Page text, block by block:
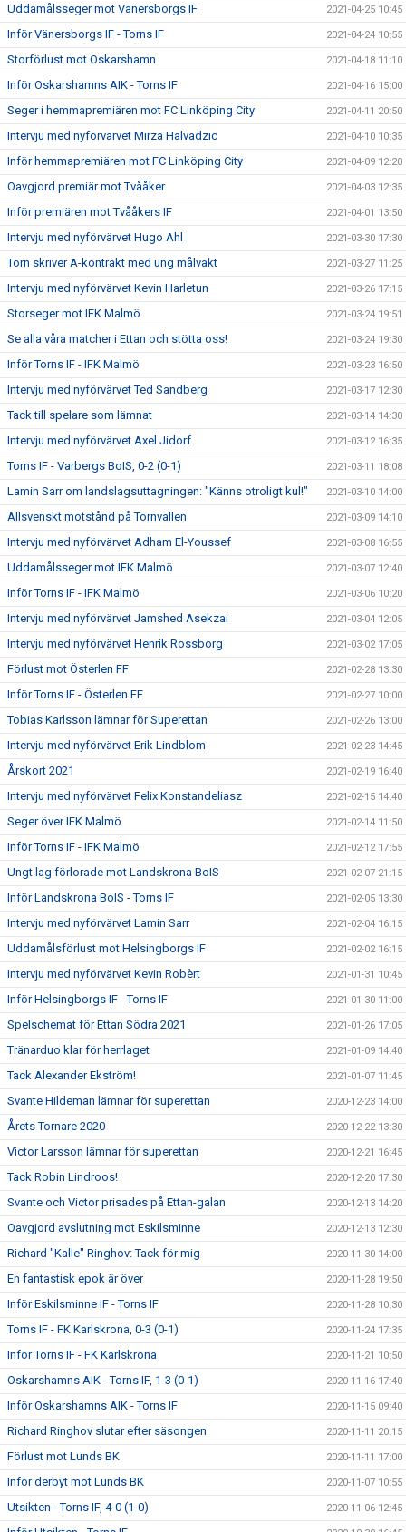
Uddamålsseger mot Vänersborgs IF 2021-04-25 10:45
Inför Vänersborgs IF - Torns IF 2021-04-24 10:55
Storförlust mot Oskarshamn 2021-04-18 11:10
Inför Oskarshamns AIK - Torns IF 2021-04-16 15:00
Seger i hemmapremiären mot FC Linköping City 2021-04-11 20:50
Intervju med nyförvärvet Mirza Halvadzic 2021-04-10 10:35
Inför hemmapremiären mot FC Linköping City 2021-04-09 12:20
Oavgjord premiär mot Tvååker 2021-04-03 12:35
Inför premiären mot Tvååkers IF 2021-04-01 13:50
Intervju med nyförvärvet Hugo Ahl 2021-03-30 17:30
Torn skriver A-kontrakt med ung målvakt 2021-03-27 11:25
Intervju med nyförvärvet Kevin Harletun 2021-03-26 17:15
Storseger mot IFK Malmö 2021-03-24 19:51
Se alla våra matcher i Ettan och stötta oss! 2021-03-24 19:30
Inför Torns IF - IFK Malmö 2021-03-23 16:50
Intervju med nyförvärvet Ted Sandberg 2021-03-17 12:30
Tack till spelare som lämnat 2021-03-14 14:30
Intervju med nyförvärvet Axel Jidorf 2021-03-12 16:35
Torns IF - Varbergs BoIS, 0-2 (0-1) 2021-03-11 18:08
Lamin Sarr om landslagsuttagningen: "Känns otroligt kul!" 2021-03-10 14:00
Allsvenskt motstånd på Tornvallen 2021-03-09 14:10
Intervju med nyförvärvet Adham El-Youssef 2021-03-08 16:55
Uddamålsseger mot IFK Malmö 2021-03-07 12:40
Inför Torns IF - IFK Malmö 2021-03-06 10:20
Intervju med nyförvärvet Jamshed Asekzai 2021-03-04 12:05
Intervju med nyförvärvet Henrik Rossborg 2021-03-02 17:05
Förlust mot Österlen FF 2021-02-28 13:30
Inför Torns IF - Österlen FF 2021-02-27 10:00
Tobias Karlsson lämnar för Superettan 2021-02-26 13:00
Intervju med nyförvärvet Erik Lindblom 2021-02-23 14:45
Årskort 2021 2021-02-19 16:40
Intervju med nyförvärvet Felix Konstandeliasz 2021-02-15 14:40
Seger över IFK Malmö 2021-02-14 11:50
Inför Torns IF - IFK Malmö 2021-02-12 17:55
Ungt lag förlorade mot Landskrona BoIS 2021-02-07 21:15
Inför Landskrona BoIS - Torns IF 2021-02-05 13:30
Intervju med nyförvärvet Lamin Sarr 2021-02-04 16:15
Uddamålsförlust mot Helsingborgs IF 2021-02-02 16:15
Intervju med nyförvärvet Kevin Robèrt 2021-01-31 10:45
Inför Helsingborgs IF - Torns IF 2021-01-30 11:00
Spelschemat för Ettan Södra 2021 2021-01-26 17:05
Tränarduo klar för herrlaget 2021-01-09 14:40
Tack Alexander Ekström! 2021-01-07 11:45
Svante Hildeman lämnar för superettan 2020-12-23 14:00
Årets Tornare 2020 2020-12-22 13:30
Victor Larsson lämnar för superettan 2020-12-21 16:45
Tack Robin Lindroos! 2020-12-20 17:30
Svante och Victor prisades på Ettan-galan 2020-12-13 14:20
Oavgjord avslutning mot Eskilsminne 2020-12-13 12:30
Richard "Kalle" Ringhov: Tack för mig 2020-11-30 14:00
En fantastisk epok är över 2020-11-28 19:50
Inför Eskilsminne IF - Torns IF 2020-11-28 10:30
Torns IF - FK Karlskrona, 0-3 (0-1) 2020-11-24 17:35
Inför Torns IF - FK Karlskrona 2020-11-21 10:50
Oskarshamns AIK - Torns IF, 1-3 (0-1) 2020-11-16 17:40
Inför Oskarshamns AIK - Torns IF 2020-11-15 09:40
Richard Ringhov slutar efter säsongen 2020-11-11 20:15
Förlust mot Lunds BK 2020-11-11 17:00
Inför derbyt mot Lunds BK 2020-11-07 10:55
Utsikten - Torns IF, 4-0 (1-0) 2020-11-06 12:45